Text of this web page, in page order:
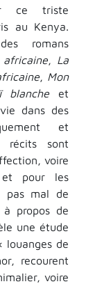
ce triste
au Kenya.
romans
africaine, La
, Mon
blanche et
dans des
et
récits sont
voire
et pour les
pas mal de
propos de
une étude
louanges de
recourent
voire